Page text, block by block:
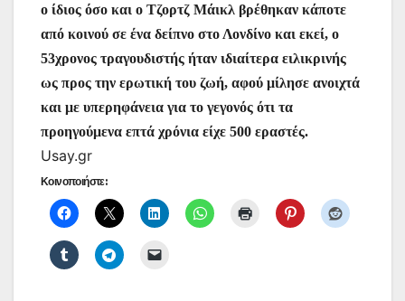
ο ίδιος όσο και ο Τζορτζ Μάικλ βρέθηκαν κάποτε
από κοινού σε ένα δείπνο στο Λονδίνο και εκεί, ο
53χρονος τραγουδιστής ήταν ιδιαίτερα ειλικρινής
ως προς την ερωτική του ζωή, αφού μίλησε ανοιχτά
και με υπερηφάνεια για το γεγονός ότι τα
προηγούμενα επτά χρόνια είχε 500 εραστές.
Usay.gr
Κοινοποιήστε: